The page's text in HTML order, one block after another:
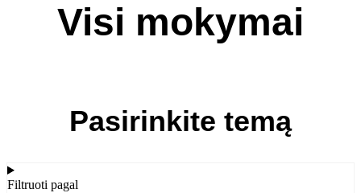
Visi mokymai
Pasirinkite temą
Filtruoti pagal